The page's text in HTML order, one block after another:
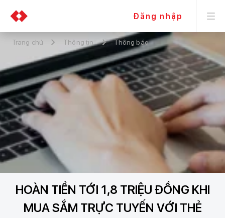
Đăng nhập
Trang chủ Thông tin Thông báo
HOÀN TIỀN TỚI 1,8 TRIỆU ĐỒNG KHI
MUA SẮM TRỰC TUYẾN VỚI THẺ